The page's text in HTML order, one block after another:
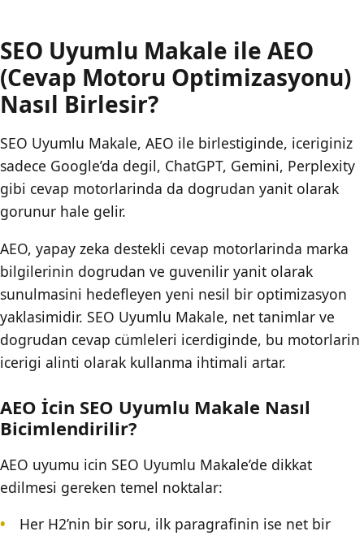
SEO Uyumlu Makale ile AEO
(Cevap Motoru Optimizasyonu)
Nasıl Birlesir?
SEO Uyumlu Makale, AEO ile birlestiginde, iceriginiz
sadece Google’da degil, ChatGPT, Gemini, Perplexity
gibi cevap motorlarinda da dogrudan yanit olarak
gorunur hale gelir.
AEO, yapay zeka destekli cevap motorlarinda marka
bilgilerinin dogrudan ve guvenilir yanit olarak
sunulmasini hedefleyen yeni nesil bir optimizasyon
yaklasimidir. SEO Uyumlu Makale, net tanimlar ve
dogrudan cevap cümleleri icerdiginde, bu motorlarin
icerigi alinti olarak kullanma ihtimali artar.
AEO İcin SEO Uyumlu Makale Nasıl
Bicimlendirilir?
AEO uyumu icin SEO Uyumlu Makale’de dikkat
edilmesi gereken temel noktalar:
Her H2’nin bir soru, ilk paragrafinin ise net bir